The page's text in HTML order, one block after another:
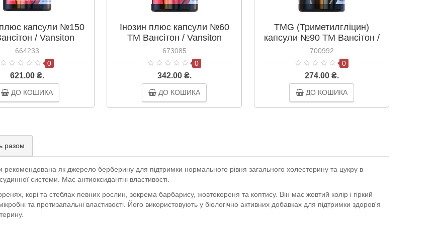
плюс капсули №150
/ Vansiton
664233
0
621.00 ₴.
ДО КОШИКА
Інозин плюс капсули №60
ТМ Вансітон / Vansiton
673085
0
342.00 ₴.
ДО КОШИКА
TMG (Триметилгліцин)
капсули №90 ТМ Вансітон /
Vansiton
700992
0
274.00 ₴.
ДО КОШИКА
разом
як джерело берберину для підтримки нормального рівня загального холестерину та цукру в
системи. Має антиоксидантні властивості.
корі та стеблах певних рослин, зокрема барбарису, жовтокореня та коптису. Він має жовтий колір і гіркий
та протизапальні властивості. Його використовують у біологічно активних добавках для підтримки здоров'я